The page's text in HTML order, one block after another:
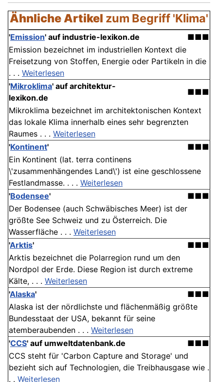
Ähnliche Artikel zum Begriff 'Klima'
'Emission' auf industrie-lexikon.de
■■■
Emission bezeichnet im industriellen Kontext die
Freisetzung von Stoffen, Energie oder Partikeln in die
. . . Weiterlesen
'Mikroklima' auf architektur-
lexikon.de
■■■
Mikroklima bezeichnet im architektonischen Kontext
das lokale Klima innerhalb eines sehr begrenzten
Raumes . . . Weiterlesen
'Kontinent'
■■■
Ein Kontinent (lat. terra continens
\'zusammenhängendes Land\') ist eine geschlossene
Festlandmasse. . . . Weiterlesen
'Bodensee'
■■■
Der Bodensee (auch Schwäbisches Meer) ist der
größte See Schweiz und zu Österreich. Die
Wasserfläche . . . Weiterlesen
'Arktis'
■■■
Arktis bezeichnet die Polarregion rund um den
Nordpol der Erde. Diese Region ist durch extreme
Kälte, . . . Weiterlesen
'Alaska'
■■■
Alaska ist der nördlichste und flächenmäßig größte
Bundesstaat der USA, bekannt für seine
atemberaubenden . . . Weiterlesen
'CCS' auf umweltdatenbank.de
■■■
CCS steht für 'Carbon Capture and Storage' und
bezieht sich auf Technologien, die Treibhausgase wie .
. . Weiterlesen